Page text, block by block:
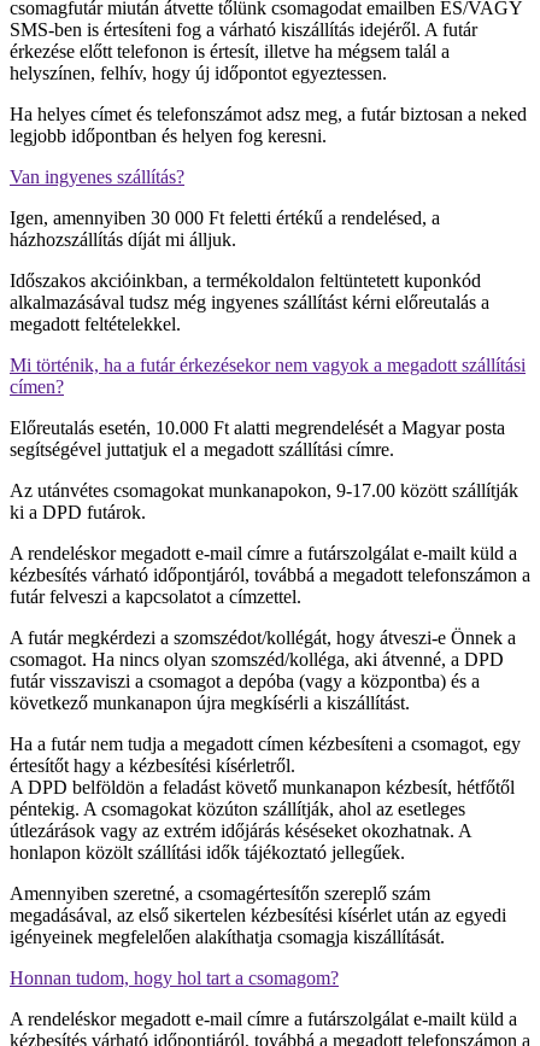
csomagfutár miután átvette tőlünk csomagodat emailben ÉS/VAGY
SMS-ben is értesíteni fog a várható kiszállítás idejéről. A futár
érkezése előtt telefonon is értesít, illetve ha mégsem talál a
helyszínen, felhív, hogy új időpontot egyeztessen.
Ha helyes címet és telefonszámot adsz meg, a futár biztosan a neked
legjobb időpontban és helyen fog keresni.
Van ingyenes szállítás?
Igen, amennyiben 30 000 Ft feletti értékű a rendelésed, a
házhozszállítás díját mi álljuk.
Időszakos akcióinkban, a termékoldalon feltüntetett kuponkód
alkalmazásával tudsz még ingyenes szállítást kérni előreutalás a
megadott feltételekkel.
Mi történik, ha a futár érkezésekor nem vagyok a megadott szállítási
címen?
Előreutalás esetén, 10.000 Ft alatti megrendelését a Magyar posta
segítségével juttatjuk el a megadott szállítási címre.
Az utánvétes csomagokat munkanapokon, 9-17.00 között szállítják
ki a DPD futárok.
A rendeléskor megadott e-mail címre a futárszolgálat e-mailt küld a
kézbesítés várható időpontjáról, továbbá a megadott telefonszámon a
futár felveszi a kapcsolatot a címzettel.
A futár megkérdezi a szomszédot/kollégát, hogy átveszi-e Önnek a
csomagot. Ha nincs olyan szomszéd/kolléga, aki átvenné, a DPD
futár visszaviszi a csomagot a depóba (vagy a központba) és a
következő munkanapon újra megkísérli a kiszállítást.
Ha a futár nem tudja a megadott címen kézbesíteni a csomagot, egy
értesítőt hagy a kézbesítési kísérletről.
A DPD belföldön a feladást követő munkanapon kézbesít, hétfőtől
péntekig. A csomagokat közúton szállítják, ahol az esetleges
útlezárások vagy az extrém időjárás késéseket okozhatnak. A
honlapon közölt szállítási idők tájékoztató jellegűek.
Amennyiben szeretné, a csomagértesítőn szereplő szám
megadásával, az első sikertelen kézbesítési kísérlet után az egyedi
igényeinek megfelelően alakíthatja csomagja kiszállítását.
Honnan tudom, hogy hol tart a csomagom?
A rendeléskor megadott e-mail címre a futárszolgálat e-mailt küld a
kézbesítés várható időpontjáról, továbbá a megadott telefonszámon a